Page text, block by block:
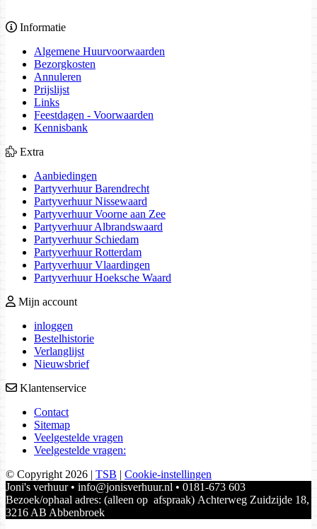
Informatie
Algemene Huurvoorwaarden
Bezorgkosten
Annuleren
Prijslijst
Links
Feestdagen - Voorwaarden
Kennisbank
Extra
Aanbiedingen
Partyverhuur Barendrecht
Partyverhuur Nissewaard
Partyverhuur Voorne aan Zee
Partyverhuur Albrandswaard
Partyverhuur Schiedam
Partyverhuur Rotterdam
Partyverhuur Vlaardingen
Partyverhuur Hoeksche Waard
Mijn account
inloggen
Bestelhistorie
Verlanglijst
Nieuwsbrief
Klantenservice
Contact
Sitemap
Veelgestelde vragen
Veelgestelde vragen:
© Copyright 2026 | TSB | Cookie-instellingen
Joni's verhuur • info@jonisverhuur.nl • 0181-673 603
Bezoek/ophaal adres: (alleen op afspraak) Achterweg Zuidzijde 18,
3216 AB Abbenbroek